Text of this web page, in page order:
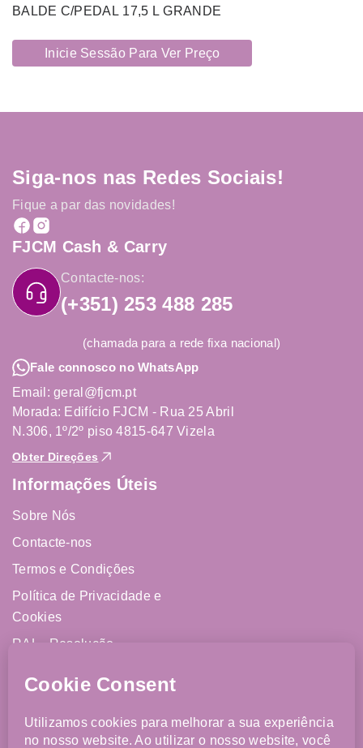
BALDE C/PEDAL 17,5 L GRANDE
Inicie Sessão Para Ver Preço
Siga-nos nas Redes Sociais!
Fique a par das novidades!
FJCM Cash & Carry
Contacte-nos:
(+351) 253 488 285
(chamada para a rede fixa nacional)
Fale connosco no WhatsApp
Email: geral@fjcm.pt
Morada: Edifício FJCM - Rua 25 Abril
N.306, 1º/2º piso 4815-647 Vizela
Obter Direções
Informações Úteis
Sobre Nós
Contacte-nos
Termos e Condições
Política de Privacidade e
Cookies
RAL - Resolução
Livro de Reclamações